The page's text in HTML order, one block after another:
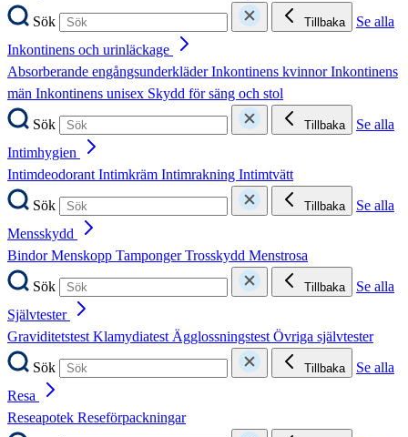
Sök
Tillbaka
Se alla
Inkontinens och urinläckage
Absorberande engångsunderkläderInkontinens kvinnorInkontinens
män Inkontinens unisex Skydd för säng och stol
Sök
Tillbaka
Se alla
Intimhygien
IntimdeodorantIntimkräm Intimrakning Intimtvätt
Sök
Tillbaka
Se alla
Mensskydd
BindorMenskopp TampongerTrosskydd Menstrosa
Sök
Tillbaka
Se alla
Självtester
GraviditetstestKlamydiatestÄgglossningstestÖvriga självtester
Sök
Tillbaka
Se alla
Resa
Reseapotek Reseförpackningar